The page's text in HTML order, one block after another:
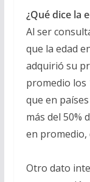
¿Qué dice la
Al ser
que la edad
adquirió su
promedio los
que en
más del 50%
en promedio,
Otro dato